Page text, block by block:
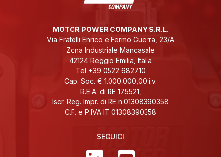
MOTOR POWER COMPANY S.R.L.
Via Fratelli Enrico e Fermo Guerra, 23/A
Zona Industriale Mancasale
42124 Reggio Emilia, Italia
Tel +39 0522 682710
Cap. Soc. € 1.000.000,00 i.v.
R.E.A. di RE 175521,
Iscr. Reg. Impr. di RE n.01308390358
C.F. e P.IVA IT 01308390358
SEGUICI